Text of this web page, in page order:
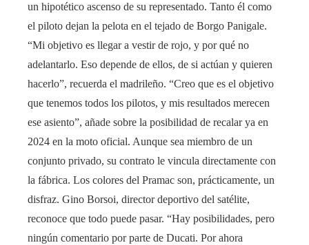
un hipotético ascenso de su representado. Tanto él como
el piloto dejan la pelota en el tejado de Borgo Panigale.
“Mi objetivo es llegar a vestir de rojo, y por qué no
adelantarlo. Eso depende de ellos, de si actúan y quieren
hacerlo”, recuerda el madrileño. “Creo que es el objetivo
que tenemos todos los pilotos, y mis resultados merecen
ese asiento”, añade sobre la posibilidad de recalar ya en
2024 en la moto oficial. Aunque sea miembro de un
conjunto privado, su contrato le vincula directamente con
la fábrica. Los colores del Pramac son, prácticamente, un
disfraz. Gino Borsoi, director deportivo del satélite,
reconoce que todo puede pasar. “Hay posibilidades, pero
ningún comentario por parte de Ducati. Por ahora